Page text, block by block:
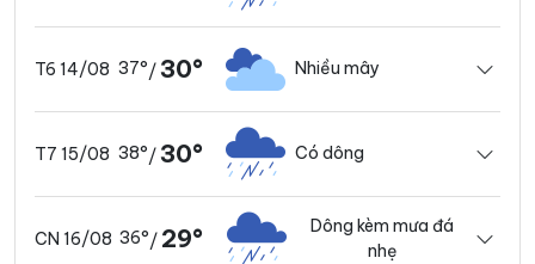
T6 14/08 37°/30° Nhiều mây
T7 15/08 38°/30° Có dông
CN 16/08 36°/ 29°
Dông kèm mưa đá
nhẹ